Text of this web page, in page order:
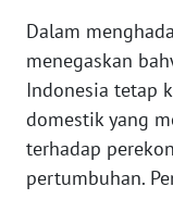
Dalam
menegaskan
Indonesia tetap
domestik yang
terhadap
pertumbuhan.
WN
SULTENG
WN
SULBAR